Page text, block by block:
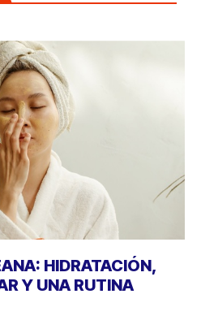
HIDRATACIÓN,
Y UNA RUTINA